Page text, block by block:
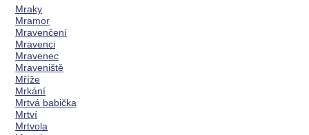
Mraky
Mramor
Mravenčení
Mravenci
Mravenec
Mraveniště
Mříže
Mrkání
Mrtvá babička
Mrtví
Mrtvola